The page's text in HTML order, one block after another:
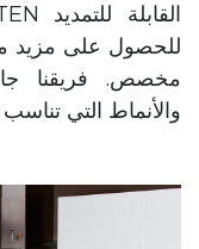
للحصول على مزيد
مخصص. فريقنا
والأنماط التي